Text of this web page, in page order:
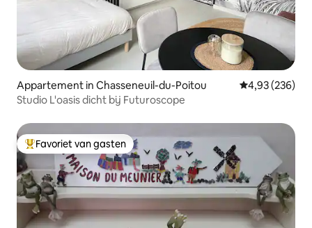
Appartement in Chasseneuil-du-Poitou Gemiddelde
4,93 (236)
Studio L'oasis dicht bij Futuroscope
Topfavoriet van gasten
Favoriet van gasten